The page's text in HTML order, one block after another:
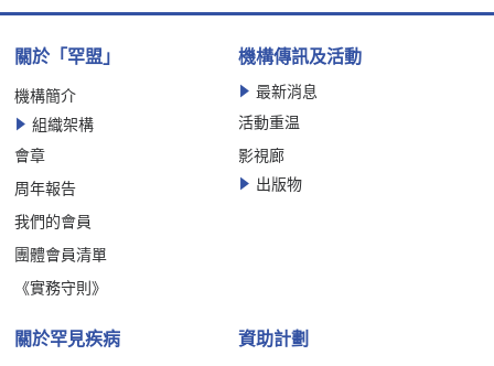
關於「罕盟」
機構簡介
組織架構
會章
周年報告
我們的會員
團體會員清單
《實務守則》
機構傳訊及活動
最新消息
活動重温
影視廊
出版物
關於罕見疾病 資助計劃